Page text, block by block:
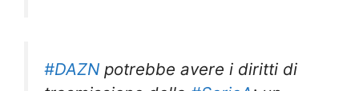
#DAZN potrebbe avere i diritti di